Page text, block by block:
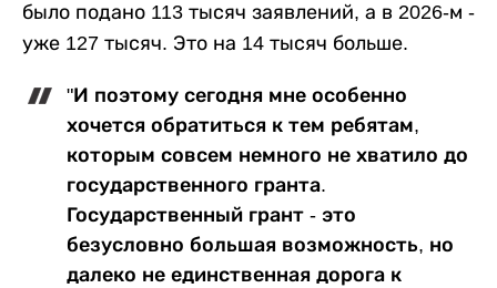
было подано 113 тысяч заявлений, а в 2026-м -
уже 127 тысяч. Это на 14 тысяч больше.
"И поэтому сегодня мне особенно
хочется обратиться к тем ребятам,
которым совсем немного не хватило до
государственного гранта.
Государственный грант - это
безусловно большая возможность, но
далеко не единственная дорога к